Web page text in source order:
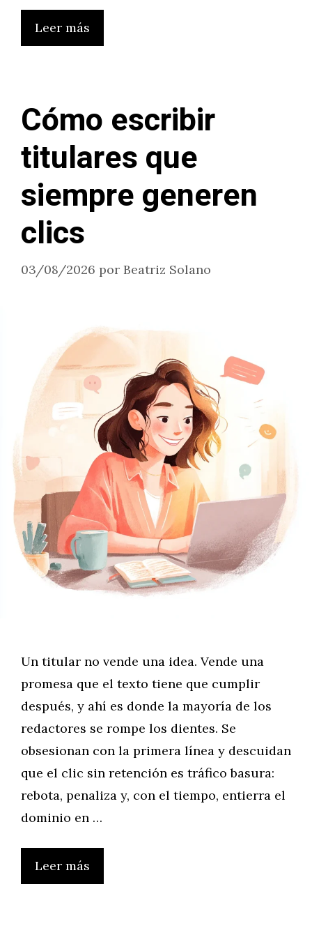
Leer más
Cómo escribir
titulares que
siempre generen
clics
03/08/2026 por Beatriz Solano
Un titular no vende una idea. Vende una
promesa que el texto tiene que cumplir
después, y ahí es donde la mayoría de los
redactores se rompe los dientes. Se
obsesionan con la primera línea y descuidan
que el clic sin retención es tráfico basura:
rebota, penaliza y, con el tiempo, entierra el
dominio en …
Leer más